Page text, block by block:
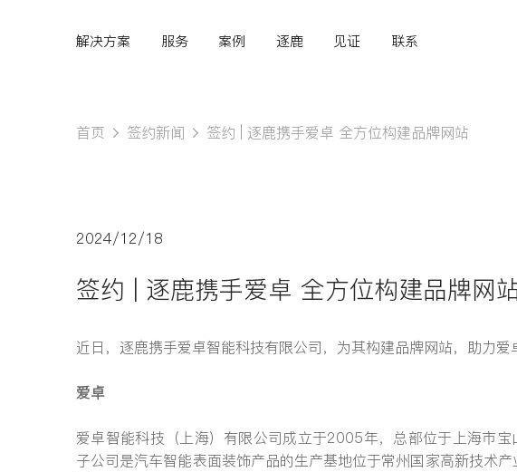
解决方案 服务 案例 逐鹿 见证 联系
首页 签约新闻 签约 | 逐鹿携手爱卓 全方位构建品牌网站
2024/12/18
签约 | 逐鹿携手爱卓 全方位构建品牌网
近日，逐鹿携手爱卓智能科技有限公司，为其构建品牌网站，助力爱
爱卓
爱卓智能科技（上海）有限公司成立于2005年，总部位于上海市
子公司是汽车智能表面装饰产品的生产基地位于常州国家高新技术
认真聆听您的需求
是我们最重要的工作之
一...